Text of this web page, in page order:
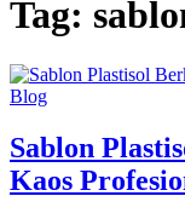
Tag:
Blog
Sablon
Kaos